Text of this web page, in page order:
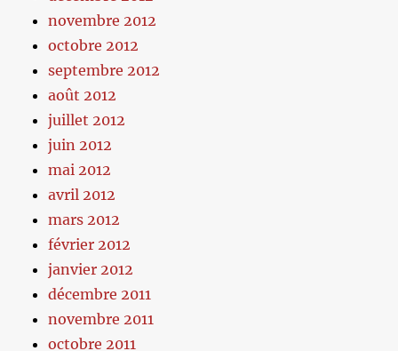
novembre 2012
octobre 2012
septembre 2012
août 2012
juillet 2012
juin 2012
mai 2012
avril 2012
mars 2012
février 2012
janvier 2012
décembre 2011
novembre 2011
octobre 2011